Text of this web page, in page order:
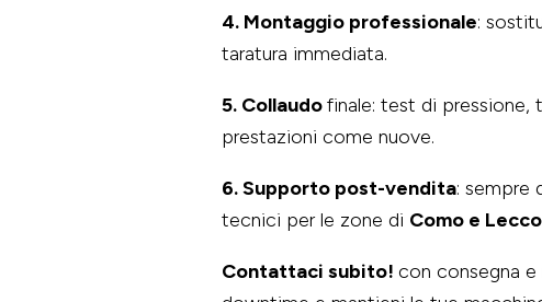
4. Montaggio professionale:
taratura immediata.
5. Collaudofinale: test di pressione,
prestazioni come nuove.
6. Supporto post-vendita: sempre
tecnici per le zone di Como e
Contattaci subito! con consegna